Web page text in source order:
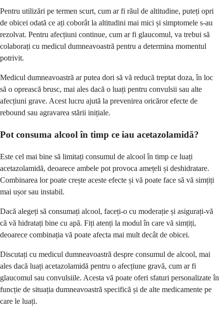
Pentru utilizări pe termen scurt, cum ar fi răul de altitudine, puteți opri
de obicei odată ce ați coborât la altitudini mai mici și simptomele s-au
rezolvat. Pentru afecțiuni continue, cum ar fi glaucomul, va trebui să
colaborați cu medicul dumneavoastră pentru a determina momentul
potrivit.
Medicul dumneavoastră ar putea dori să vă reducă treptat doza, în loc
să o oprească brusc, mai ales dacă o luați pentru convulsii sau alte
afecțiuni grave. Acest lucru ajută la prevenirea oricăror efecte de
rebound sau agravarea stării inițiale.
Pot consuma alcool în timp ce iau acetazolamidă?
Este cel mai bine să limitați consumul de alcool în timp ce luați
acetazolamidă, deoarece ambele pot provoca amețeli și deshidratare.
Combinarea lor poate crește aceste efecte și vă poate face să vă simțiți
mai ușor sau instabil.
Dacă alegeți să consumați alcool, faceți-o cu moderație și asigurați-vă
că vă hidratați bine cu apă. Fiți atenți la modul în care vă simțiți,
deoarece combinația vă poate afecta mai mult decât de obicei.
Discutați cu medicul dumneavoastră despre consumul de alcool, mai
ales dacă luați acetazolamidă pentru o afecțiune gravă, cum ar fi
glaucomul sau convulsiile. Acesta vă poate oferi sfaturi personalizate în
funcție de situația dumneavoastră specifică și de alte medicamente pe
care le luați.